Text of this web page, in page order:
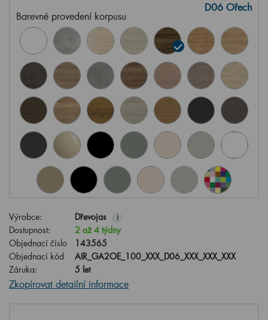
Barevné provedení korpusu
D06 Ořech
Výrobce: Dřevojas i
Dostupnost:
2 až 4 týdny
Objednací číslo
143565
Objednací kód
AIR_GA2OE_100_XXX_D06_XXX_XXX_XXX
Záruka:
5 let
Zkopírovat detailní informace